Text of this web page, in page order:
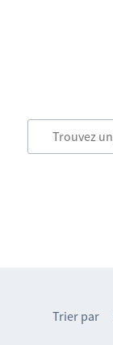
Trier par